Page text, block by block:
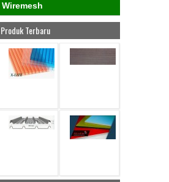
Wiremesh
Produk Terbaru